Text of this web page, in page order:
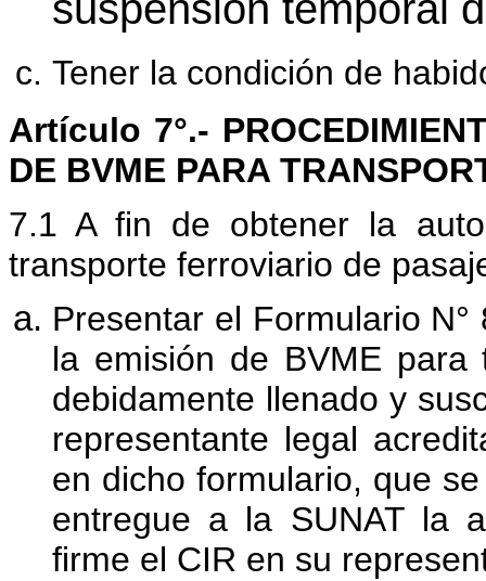
Tener la condición de
Artículo 7°.-
DE BVME PARA
7.1 A fin de obtener la
transporte ferroviario de
Presentar el Formulario
la emisión de BVME para
debidamente llenado y
representante legal
en dicho formulario, que
entregue a la SUNAT la
firme el CIR en su